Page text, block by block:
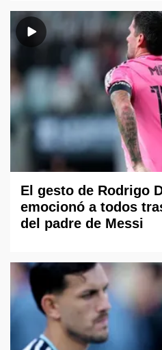
El gesto de Rodrigo
emocionó a todos
del padre de Messi